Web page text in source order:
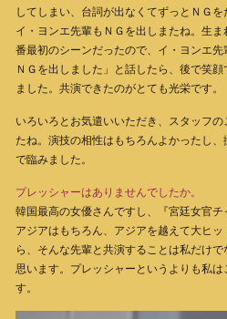
してしまい、台詞が出なくてずっとＮＧを
イ・ヨンエ先輩もＮＧを出しまたね。生
番最初のシーンだったので、イ・ヨンエ
ＮＧを出しました」と話したら、後で笑
ました。共演できたのがとても光栄です。
いろいろとお気遣いいただき、スタッフ
たね。演技の相性はもちろんよかったし
で臨みました。
プレッシャーはありませんでしたか。
韓国最高の女優さんですし、『宮廷女官チ
アジアはもちろん、アジアを越えて大ヒ
ら、そんな先輩と共演することは私だけ
思います。プレッシャーというよりも私
す。